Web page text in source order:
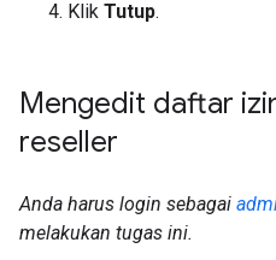
Klik Tutup.
Mengedit daftar
reseller
Anda harus login sebagai
melakukan tugas ini.